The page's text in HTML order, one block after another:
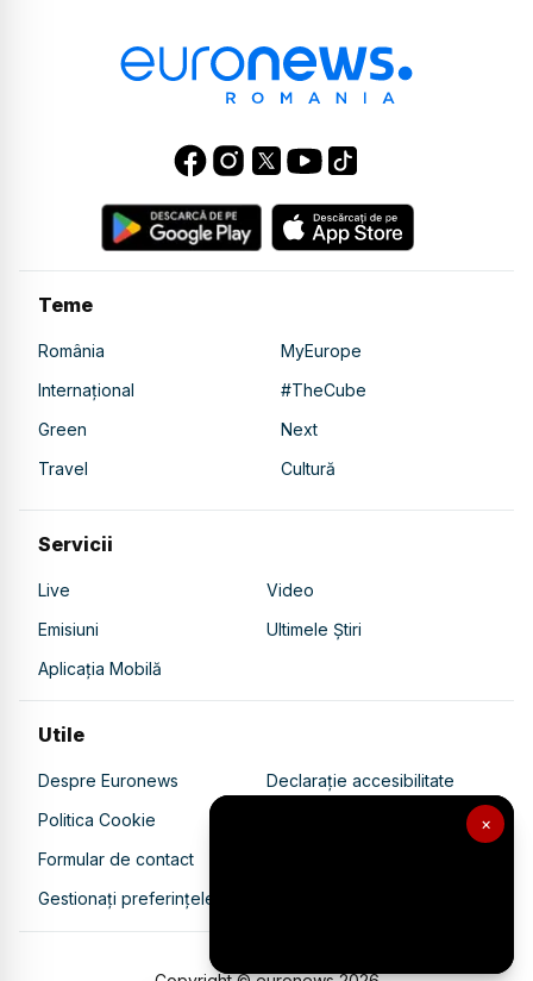
×
Teme
România
MyEurope
Internațional
#TheCube
Green
Next
Travel
Cultură
Servicii
Live
Video
Emisiuni
Ultimele Știri
Aplicația Mobilă
Utile
Despre Euronews
Declarație accesibilitate
Politica Cookie
Politica de confidențialitate
Formular de contact
Gestionați preferințele